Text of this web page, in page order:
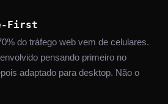
First
do tráfego web vem de celulares.
pensando primeiro no
adaptado para desktop. Não o